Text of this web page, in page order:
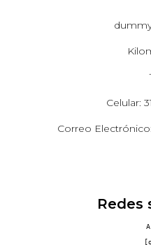
Celular:
Correo
Redes